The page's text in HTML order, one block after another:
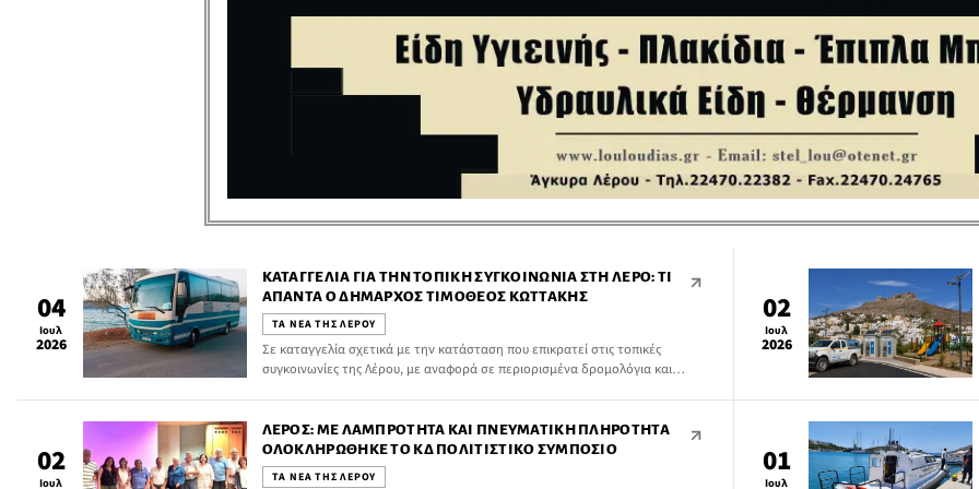
04
Ιουλ
2026
ΚΑΤΑΓΓΕΛΊΑ ΓΙΑ ΤΗΝ ΤΟΠΙΚΉ ΣΥΓΚΟΙΝΩΝΊΑ ΣΤΗ ΛΈΡΟ: ΤΙ
ΑΠΑΝΤΆ Ο ΔΉΜΑΡΧΟΣ ΤΙΜΌΘΕΟΣ ΚΩΤΤΆΚΗΣ
ΤΑ ΝΕΑ ΤΗΣ ΛΕΡΟΥ
Σε καταγγελία σχετικά με την κατάσταση που επικρατεί στις τοπικές
συγκοινωνίες της Λέρου, με αναφορά σε περιορισμένα δρομολόγια και
02
Ιουλ
2026
02
Ιουλ
ΛΈΡΟΣ: ΜΕ ΛΑΜΠΡΌΤΗΤΑ ΚΑΙ ΠΝΕΥΜΑΤΙΚΉ ΠΛΗΡΌΤΗΤΑ
ΟΛΟΚΛΗΡΏΘΗΚΕ ΤΟ ΚΔ ΠΟΛΙΤΙΣΤΙΚΌ ΣΥΜΠΌΣΙΟ
ΤΑ ΝΕΑ ΤΗΣ ΛΕΡΟΥ 01
Ιουλ